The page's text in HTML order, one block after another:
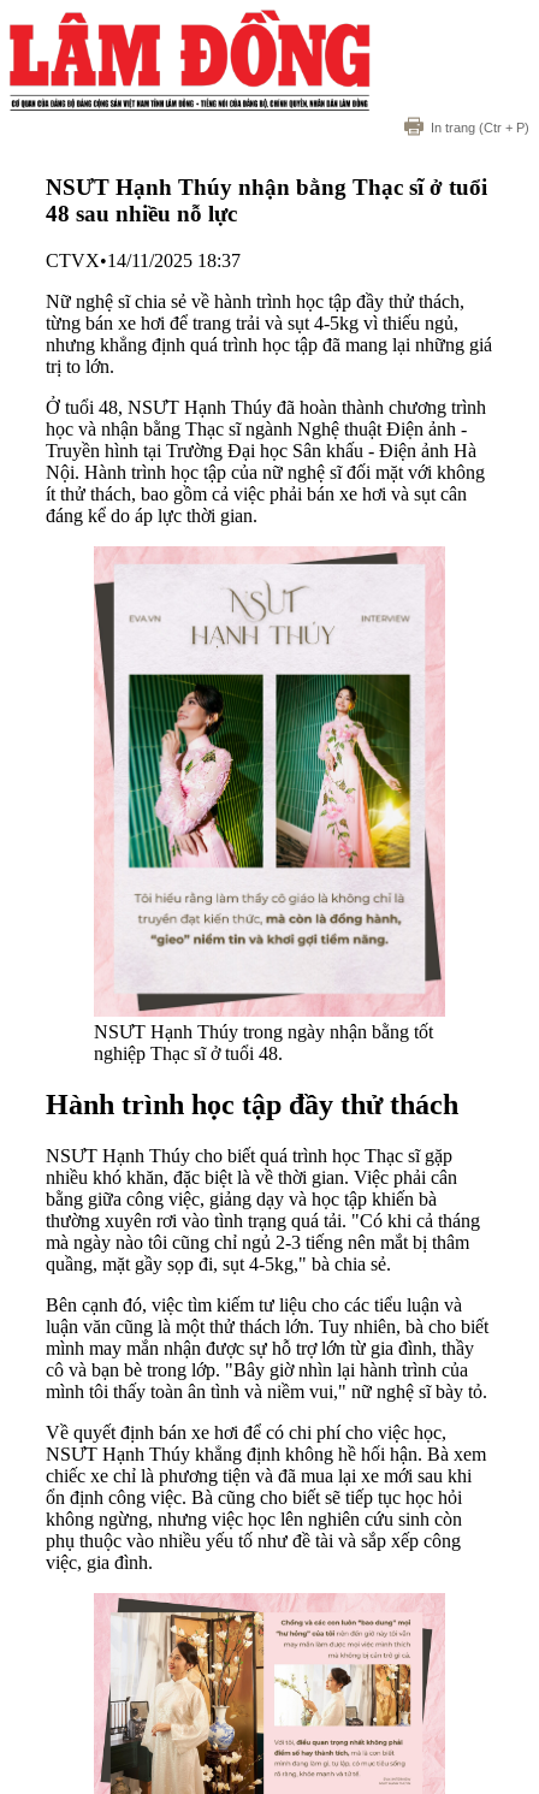
In trang (Ctr + P)
NSƯT Hạnh Thúy nhận bằng Thạc sĩ ở tuổi
48 sau nhiều nỗ lực
CTVX•14/11/2025 18:37
Nữ nghệ sĩ chia sẻ về hành trình học tập đầy thử thách,
từng bán xe hơi để trang trải và sụt 4-5kg vì thiếu ngủ,
nhưng khẳng định quá trình học tập đã mang lại những giá
trị to lớn.
Ở tuổi 48, NSƯT Hạnh Thúy đã hoàn thành chương trình
học và nhận bằng Thạc sĩ ngành Nghệ thuật Điện ảnh -
Truyền hình tại Trường Đại học Sân khấu - Điện ảnh Hà
Nội. Hành trình học tập của nữ nghệ sĩ đối mặt với không
ít thử thách, bao gồm cả việc phải bán xe hơi và sụt cân
đáng kể do áp lực thời gian.
NSƯT Hạnh Thúy trong ngày nhận bằng tốt
nghiệp Thạc sĩ ở tuổi 48.
Hành trình học tập đầy thử thách
NSƯT Hạnh Thúy cho biết quá trình học Thạc sĩ gặp
nhiều khó khăn, đặc biệt là về thời gian. Việc phải cân
bằng giữa công việc, giảng dạy và học tập khiến bà
thường xuyên rơi vào tình trạng quá tải. "Có khi cả tháng
mà ngày nào tôi cũng chỉ ngủ 2-3 tiếng nên mắt bị thâm
quầng, mặt gầy sọp đi, sụt 4-5kg," bà chia sẻ.
Bên cạnh đó, việc tìm kiếm tư liệu cho các tiểu luận và
luận văn cũng là một thử thách lớn. Tuy nhiên, bà cho biết
mình may mắn nhận được sự hỗ trợ lớn từ gia đình, thầy
cô và bạn bè trong lớp. "Bây giờ nhìn lại hành trình của
mình tôi thấy toàn ân tình và niềm vui," nữ nghệ sĩ bày tỏ.
Về quyết định bán xe hơi để có chi phí cho việc học,
NSƯT Hạnh Thúy khẳng định không hề hối hận. Bà xem
chiếc xe chỉ là phương tiện và đã mua lại xe mới sau khi
ổn định công việc. Bà cũng cho biết sẽ tiếp tục học hỏi
không ngừng, nhưng việc học lên nghiên cứu sinh còn
phụ thuộc vào nhiều yếu tố như đề tài và sắp xếp công
việc, gia đình.